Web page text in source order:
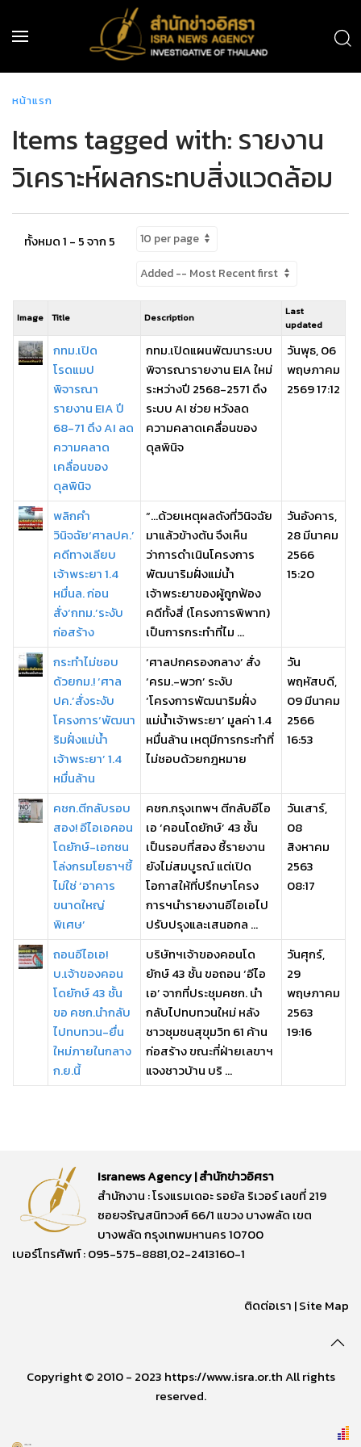
หน้าแรก
Items tagged with: รายงาน
วิเคราะห์ผลกระทบสิ่งแวดล้อม
ทั้งหมด 1 - 5 จาก 5
Image Title Description
Last
updated
กทม.เปิด
โรดแมป
พิจารณา
รายงาน EIA ปี
68-71 ดึง AI ลด
ความคลาด
เคลื่อนของ
ดุลพินิจ
กทม.เปิดแผนพัฒนาระบบ
พิจารณารายงาน EIA ใหม่
ระหว่างปี 2568-2571 ดึง
ระบบ AI ช่วย หวังลด
ความคลาดเคลื่อนของ
ดุลพินิจ
วันพุธ, 06
พฤษภาคม
2569 17:12
พลิกคำ
วินิจฉัย‘ศาลปค.’
คดีทางเลียบ
เจ้าพระยา 1.4
หมื่นล. ก่อน
สั่ง‘กทม.’ระงับ
ก่อสร้าง
“…ด้วยเหตุผลดังที่วินิจฉัย
มาแล้วข้างต้น จึงเห็น
ว่าการดำเนินโครงการ
พัฒนาริมฝั่งแม่น้ำ
เจ้าพระยาของผู้ถูกฟ้อง
คดีทั้งสี่ (โครงการพิพาท)
เป็นการกระทำที่ไม ...
วันอังคาร,
28 มีนาคม
2566
15:20
กระทำไม่ชอบ
ด้วยกม.! ‘ศาล
ปค.’สั่งระงับ
โครงการ‘พัฒนา
ริมฝั่งแม่น้ำ
เจ้าพระยา’ 1.4
หมื่นล้าน
‘ศาลปกครองกลาง’ สั่ง
‘ครม.-พวก’ ระงับ
‘โครงการพัฒนาริมฝั่ง
แม่น้ำเจ้าพระยา’ มูลค่า 1.4
หมื่นล้าน เหตุมีการกระทำที่
ไม่ชอบด้วยกฎหมาย
วัน
พฤหัสบดี,
09 มีนาคม
2566
16:53
คชก.ตีกลับรอบ
สอง! อีไอเอคอน
โดยักษ์-เอกชน
โล่งกรมโยธาฯชี้
ไม่ใช่ ‘อาคาร
ขนาดใหญ่
พิเศษ’
คชก.กรุงเทพฯ ตีกลับอีไอ
เอ ‘คอนโดยักษ์’ 43 ชั้น
เป็นรอบที่สอง ชี้รายงาน
ยังไม่สมบูรณ์ แต่เปิด
โอกาสให้ที่ปรึกษาโครง
การฯนำรายงานอีไอเอไป
ปรับปรุงและเสนอกล ...
วันเสาร์,
08
สิงหาคม
2563
08:17
ถอนอีไอเอ!
บ.เจ้าของคอน
โดยักษ์ 43 ชั้น
ขอ คชก.นำกลับ
ไปทบทวน-ยื่น
ใหม่ภายในกลาง
ก.ย.นี้
บริษัทฯเจ้าของคอนโด
ยักษ์ 43 ชั้น ขอถอน ‘อีไอ
เอ’ จากที่ประชุมคชก. นำ
กลับไปทบทวนใหม่ หลัง
ชาวชุมชนสุขุมวิท 61 ค้าน
ก่อสร้าง ขณะที่ฝ่ายเลขาฯ
แจงชาวบ้าน บริ ...
วันศุกร์,
29
พฤษภาคม
2563
19:16
Isranews Agency | สำนักข่าวอิศรา
สำนักงาน : โรงแรมเดอะ รอยัล ริเวอร์ เลขที่ 219
ซอยจรัญสนิทวงศ์ 66/1 แขวง บางพลัด เขต
บางพลัด กรุงเทพมหานคร 10700
เบอร์โทรศัพท์ : 095-575-8881,02-2413160-1
ติดต่อเรา |Site Map
Copyright © 2010 - 2023 https://www.isra.or.th All rights
reserved.